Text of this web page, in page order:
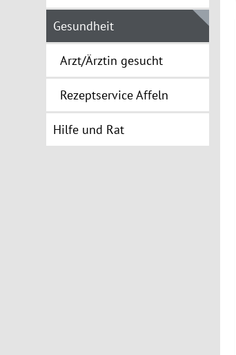
Gesundheit
Arzt/Ärztin gesucht
Rezeptservice Affeln
Hilfe und Rat